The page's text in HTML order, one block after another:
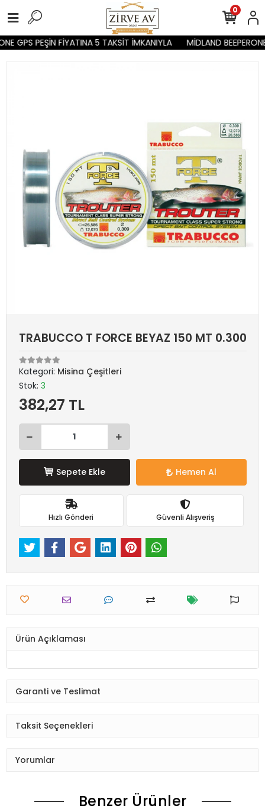
GPS PEŞİN FİYATINA 5 TAKSİT İMKANIYLA MİDLAND
0
TRABUCCO T FORCE BEYAZ 150 MT 0.300
Kategori: Misina Çeşitleri
Stok: 3
382,27 TL
Sepete Ekle Hemen Al
Hızlı Gönderi Güvenli Alışveriş
Ürün Açıklaması
Garanti ve Teslimat
Taksit Seçenekleri
Yorumlar
Benzer Ürünler